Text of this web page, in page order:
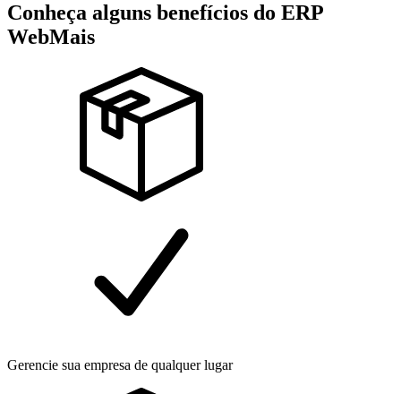
Conheça alguns benefícios do ERP
WebMais
Gerencie sua empresa de qualquer lugar